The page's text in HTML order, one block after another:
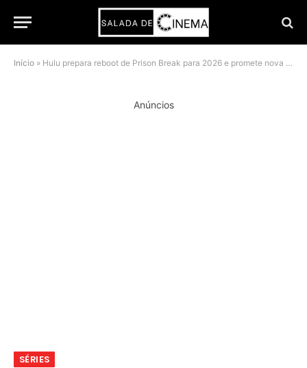
Início » Hulu prepara reboot de Prison Break para 2026 e promete nova fuga inesquecível
Anúncios
SÉRIES